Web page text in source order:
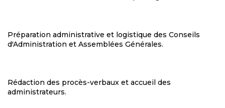
Préparation administrative et logistique des Conseils
d'Administration et Assemblées Générales.
Rédaction des procès-verbaux et accueil des
administrateurs.